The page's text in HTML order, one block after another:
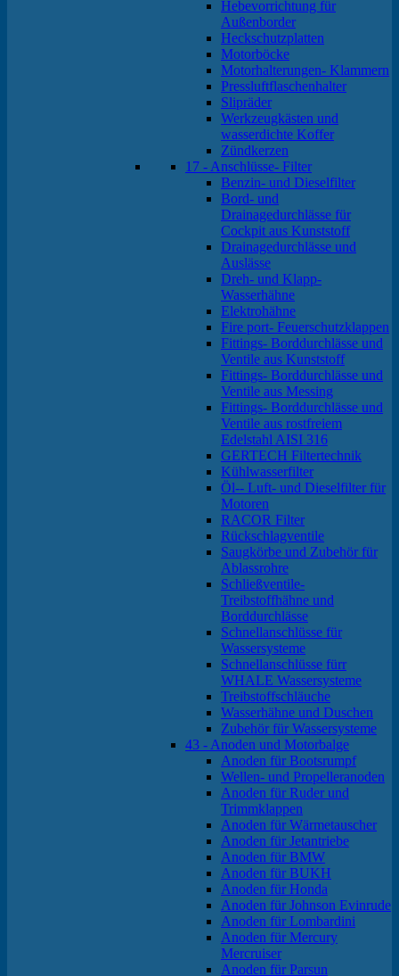
Hebevorrichtung für
Außenborder
Heckschutzplatten
Motorböcke
Motorhalterungen- Klammern
Pressluftflaschenhalter
Slipräder
Werkzeugkästen und
wasserdichte Koffer
Zündkerzen
17 - Anschlüsse- Filter
Benzin- und Dieselfilter
Bord- und
Drainagedurchlässe für
Cockpit aus Kunststoff
Drainagedurchlässe und
Auslässe
Dreh- und Klapp-
Wasserhähne
Elektrohähne
Fire port- Feuerschutzklappen
Fittings- Borddurchlässe und
Ventile aus Kunststoff
Fittings- Borddurchlässe und
Ventile aus Messing
Fittings- Borddurchlässe und
Ventile aus rostfreiem
Edelstahl AISI 316
GERTECH Filtertechnik
Kühlwasserfilter
Öl-- Luft- und Dieselfilter für
Motoren
RACOR Filter
Rückschlagventile
Saugkörbe und Zubehör für
Ablassrohre
Schließventile-
Treibstoffhähne und
Borddurchlässe
Schnellanschlüsse für
Wassersysteme
Schnellanschlüsse fürr
WHALE Wassersysteme
Treibstoffschläuche
Wasserhähne und Duschen
Zubehör für Wassersysteme
43 - Anoden und Motorbalge
Anoden für Bootsrumpf
Wellen- und Propelleranoden
Anoden für Ruder und
Trimmklappen
Anoden für Wärmetauscher
Anoden für Jetantriebe
Anoden für BMW
Anoden für BUKH
Anoden für Honda
Anoden für Johnson Evinrude
Anoden für Lombardini
Anoden für Mercury
Mercruiser
Anoden für Parsun